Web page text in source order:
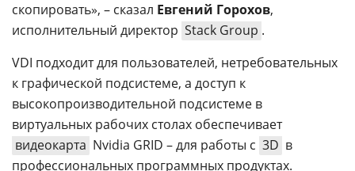
скопировать», – сказал Евгений Горохов,
исполнительный директор Stack Group .
VDI подходит для пользователей, нетребовательных
к графической подсистеме, а доступ к
высокопроизводительной подсистеме в
виртуальных рабочих столах обеспечивает
видеокарта Nvidia GRID – для работы с 3D в
профессиональных программных продуктах.